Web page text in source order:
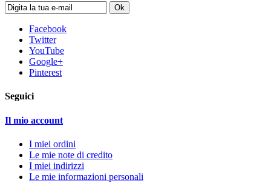
Ok
Facebook
Twitter
YouTube
Google+
Pinterest
Seguici
Il mio account
I miei ordini
Le mie note di credito
I miei indirizzi
Le mie informazioni personali